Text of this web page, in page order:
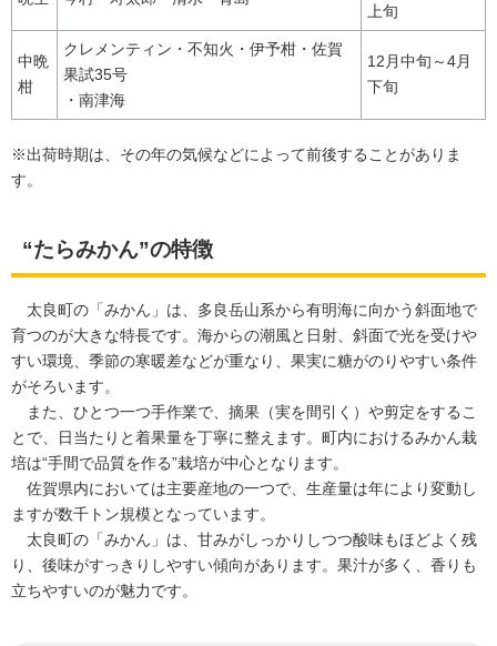
上旬
中晩
柑
クレメンティン・不知火 ・伊予柑 ・佐賀
果試35号
・南津海
12月中旬～4月
下旬
※出荷時期は、その年の気候などによって前後することがありま
す。
“たらみかん”の特徴
太良町の「みかん」は、多良岳山系から有明海に向かう斜面地で
育つのが大きな特長です。海からの潮風と日射、斜面で光を受けや
すい環境、季節の寒暖差などが重なり、果実に糖がのりやすい条件
がそろいます。
また、ひとつ一つ手作業で、摘果（実を間引く）や剪定をするこ
とで、日当たりと着果量を丁寧に整えます。町内におけるみかん栽
培は“手間で品質を作る”栽培が中心となります。
佐賀県内においては主要産地の一つで、生産量は年により変動し
ますが数千トン規模となっています。
太良町の「みかん」は、甘みがしっかりしつつ酸味もほどよく残
り、後味がすっきりしやすい傾向があります。果汁が多く、香りも
立ちやすいのが魅力です。